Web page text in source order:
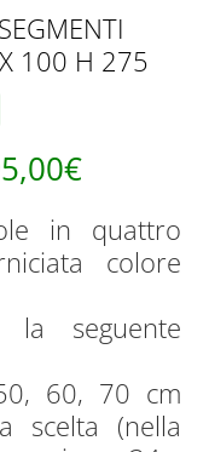
100 H 275
€Il
prezzo
attuale
è:
in quattro
colore
la seguente
60, 70 cm
scelta (nella